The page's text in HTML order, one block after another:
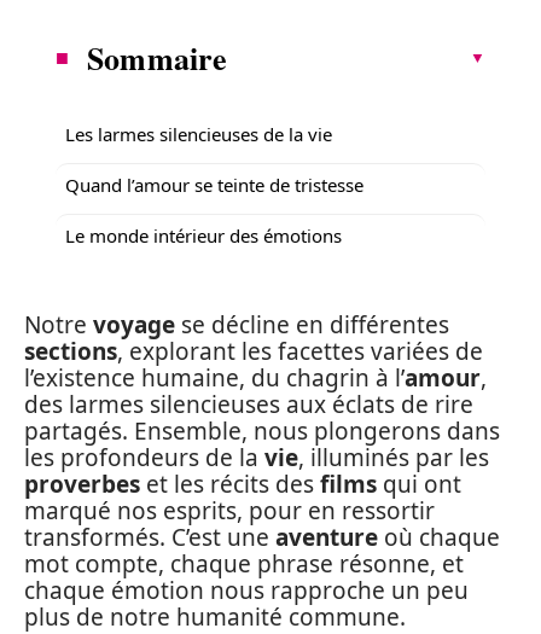
Sommaire
Les larmes silencieuses de la vie
Quand l’amour se teinte de tristesse
Le monde intérieur des émotions
Notre voyage se décline en différentes
sections, explorant les facettes variées de
l’existence humaine, du chagrin à l’amour,
des larmes silencieuses aux éclats de rire
partagés. Ensemble, nous plongerons dans
les profondeurs de la vie, illuminés par les
proverbes et les récits desfilms qui ont
marqué nos esprits, pour en ressortir
transformés. C’est une aventure où chaque
mot compte, chaque phrase résonne, et
chaque émotion nous rapproche un peu
plus de notre humanité commune.